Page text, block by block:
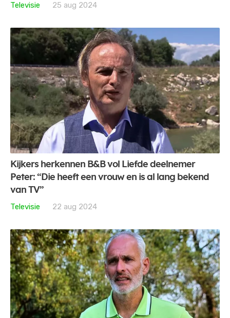
Televisie
25 aug 2024
Kijkers herkennen B&B vol Liefde deelnemer
Peter: “Die heeft een vrouw en is al lang bekend
van TV”
Televisie
22 aug 2024